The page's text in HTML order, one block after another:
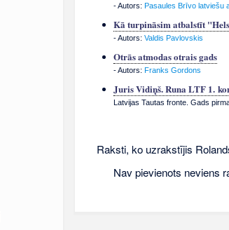
- Autors: Pasaules Brīvo latviešu
Kā turpināsim atbalstīt
- Autors: Valdis Pavlovskis
Otrās atmodas otrais gads
- Autors: Franks Gordons
Juris Vidiņš. Runa LTF 1.
Latvijas Tautas fronte. Gads
Raksti, ko uzrakstījis
Nav pievienots neviens